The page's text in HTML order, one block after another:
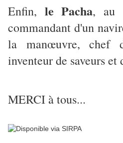
Enfin, le Pacha, au
commandant d'un
la manœuvre, chef
inventeur de saveurs
MERCI à tous...